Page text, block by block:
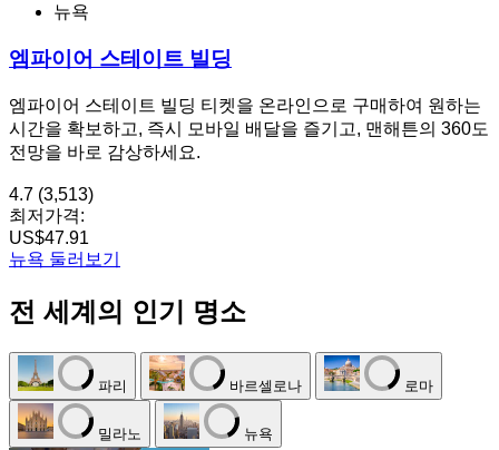
뉴욕
엠파이어 스테이트 빌딩
엠파이어 스테이트 빌딩 티켓을 온라인으로 구매하여 원하는
시간을 확보하고, 즉시 모바일 배달을 즐기고, 맨해튼의 360도
전망을 바로 감상하세요.
4.7 (3,513)
최저가격:
US$47.91
뉴욕 둘러보기
전 세계의 인기 명소
파리 바르셀로나 로마
밀라노 뉴욕